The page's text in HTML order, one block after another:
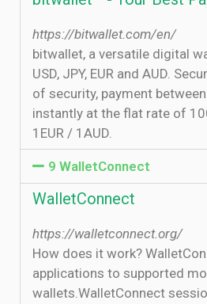
https://bitwallet.com/en/
bitwallet, a versatile digital
USD, JPY, EUR and AUD.
of security, payment
instantly at the flat rate of
1EUR / 1AUD.
9 WalletConnect
WalletConnect
https://walletconnect.org/
How does it work?
applications to supported
wallets.WalletConnect